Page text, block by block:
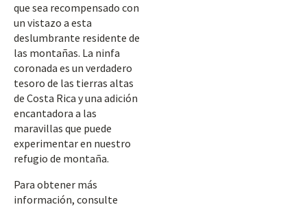
que sea recompensado con
un vistazo a esta
deslumbrante residente de
las montañas. La ninfa
coronada es un verdadero
tesoro de las tierras altas
de Costa Rica y una adición
encantadora a las
maravillas que puede
experimentar en nuestro
refugio de montaña.
Para obtener más
información, consulte